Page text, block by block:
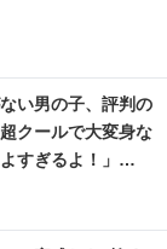
い男の子、評判の
クールで大変身な
すぎるよ！」